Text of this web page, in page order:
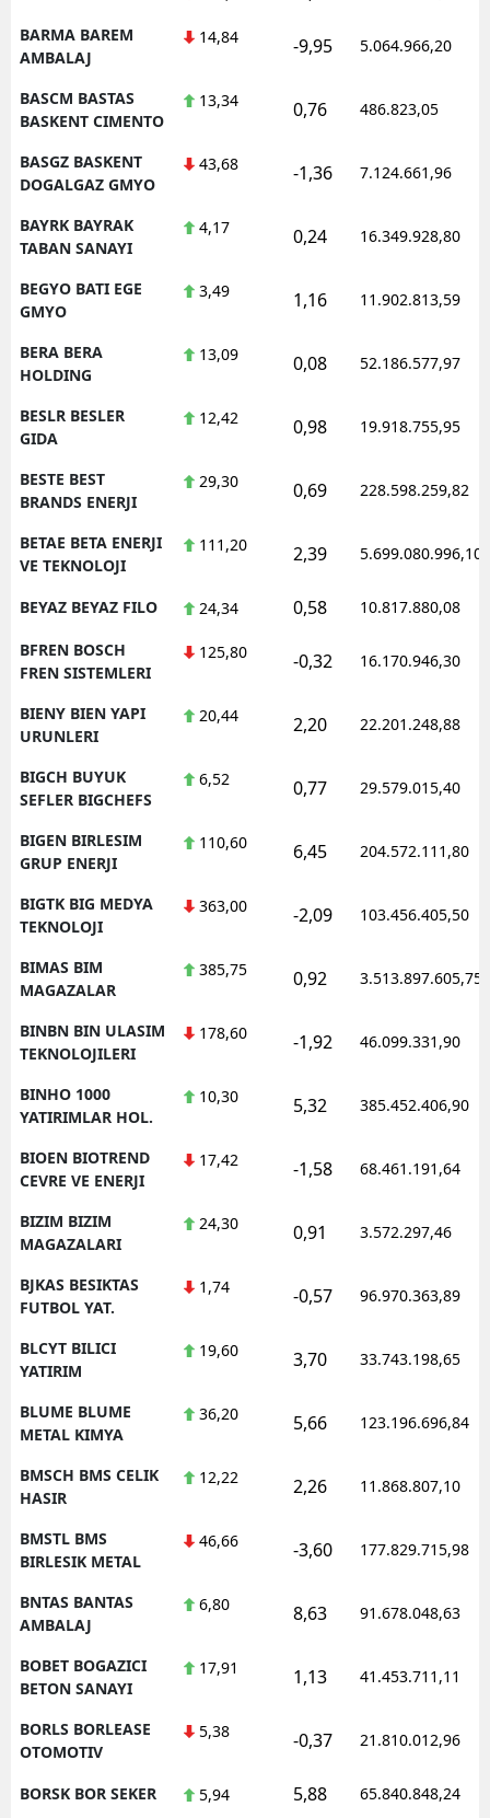
BARMA BAREM
AMBALAJ
14,84 -9,95 5.064.966,20
BASCM BASTAS
BASKENT CIMENTO
13,34 0,76 486.823,05
BASGZ BASKENT
DOGALGAZ GMYO
43,68 -1,36 7.124.661,96
BAYRK BAYRAK
TABAN SANAYI
4,17 0,24 16.349.928,80
BEGYO BATI EGE
GMYO
3,49 1,16 11.902.813,59
BERA BERA
HOLDING
13,09 0,08 52.186.577,97
BESLR BESLER
GIDA
12,42 0,98 19.918.755,95
BESTE BEST
BRANDS ENERJI
29,30 0,69 228.598.259,82
BETAE BETA ENERJI
VE TEKNOLOJI
111,20 2,39 5.699.080.996,10
BEYAZ BEYAZ FILO 24,34 0,58 10.817.880,08
BFREN BOSCH
FREN SISTEMLERI
125,80 -0,32 16.170.946,30
BIENY BIEN YAPI
URUNLERI
20,44 2,20 22.201.248,88
BIGCH BUYUK
SEFLER BIGCHEFS
6,52 0,77 29.579.015,40
BIGEN BIRLESIM
GRUP ENERJI
110,60 6,45 204.572.111,80
BIGTK BIG MEDYA
TEKNOLOJI
363,00 -2,09 103.456.405,50
BIMAS BIM
MAGAZALAR
385,75 0,92 3.513.897.605,75
BINBN BIN ULASIM
TEKNOLOJILERI
178,60 -1,92 46.099.331,90
BINHO 1000
YATIRIMLAR HOL.
10,30 5,32 385.452.406,90
BIOEN BIOTREND
CEVRE VE ENERJI
17,42 -1,58 68.461.191,64
BIZIM BIZIM
MAGAZALARI
24,30 0,91 3.572.297,46
BJKAS BESIKTAS
FUTBOL YAT.
1,74 -0,57 96.970.363,89
BLCYT BILICI
YATIRIM
19,60 3,70 33.743.198,65
BLUME BLUME
METAL KIMYA
36,20 5,66 123.196.696,84
BMSCH BMS CELIK
HASIR
12,22 2,26 11.868.807,10
BMSTL BMS
BIRLESIK METAL
46,66 -3,60 177.829.715,98
BNTAS BANTAS
AMBALAJ
6,80 8,63 91.678.048,63
BOBET BOGAZICI
BETON SANAYI
17,91 1,13 41.453.711,11
BORLS BORLEASE
OTOMOTIV
5,38 -0,37 21.810.012,96
BORSK BOR SEKER 5,94 5,88 65.840.848,24